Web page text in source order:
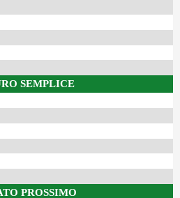
SEMPLICE
PROSSIMO